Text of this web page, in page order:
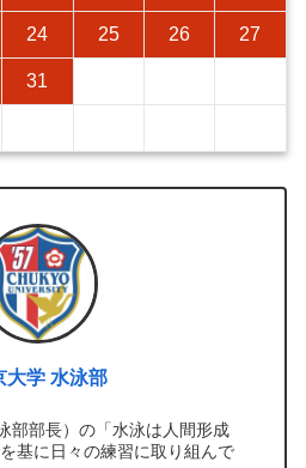
24 25 26 27
31
大学 水泳部
部部長）の「水泳は人間形成
基に日々の練習に取り組んで